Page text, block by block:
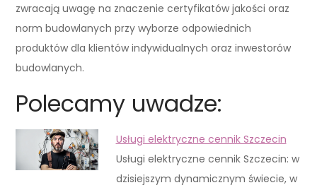
zwracają uwagę na znaczenie certyfikatów jakości oraz
norm budowlanych przy wyborze odpowiednich
produktów dla klientów indywidualnych oraz inwestorów
budowlanych.
Polecamy uwadze:
Usługi elektryczne cennik Szczecin
Usługi elektryczne cennik Szczecin: w
dzisiejszym dynamicznym świecie, w